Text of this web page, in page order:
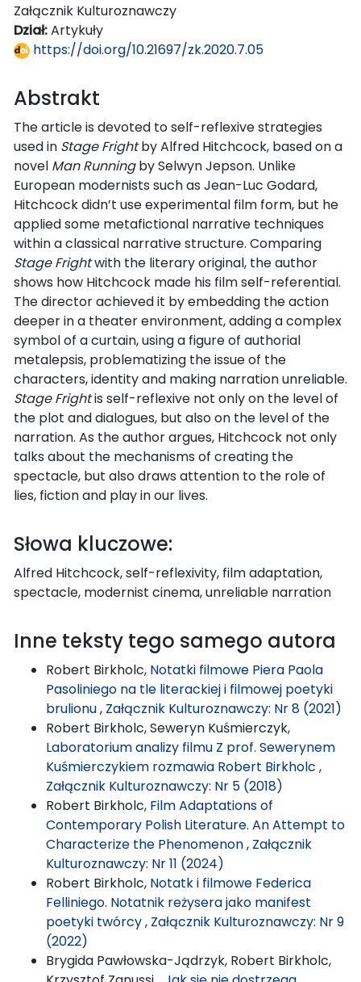
Załącznik Kulturoznawczy
Dział:Artykuły
https://doi.org/10.21697/zk.2020.7.05
Abstrakt
The article is devoted to self-reflexive strategies
used in Stage Frightby Alfred Hitchcock, based on a
novel Man Runningby Selwyn Jepson. Unlike
European modernists such as Jean-Luc Godard,
Hitchcock didn’t use experimental film form, but he
applied some metafictional narrative techniques
within a classical narrative structure. Comparing
Stage Frightwith the literary original, the author
shows how Hitchcock made his film self-referential.
The director achieved it by embedding the action
deeper in a theater environment, adding a complex
symbol of a curtain, using a figure of authorial
metalepsis, problematizing the issue of the
characters, identity and making narration unreliable.
Stage Frightis self-reflexive not only on the level of
the plot and dialogues, but also on the level of the
narration. As the author argues, Hitchcock not only
talks about the mechanisms of creating the
spectacle, but also draws attention to the role of
lies, fiction and play in our lives.
Słowa kluczowe:
Alfred Hitchcock, self-reflexivity, film adaptation,
spectacle, modernist cinema, unreliable narration
Inne teksty tego samego autora
Robert Birkholc, Notatki filmowe Piera Paola
Pasoliniego na tle literackiej i filmowej poetyki
brulionu, Załącznik Kulturoznawczy: Nr 8 (2021)
Robert Birkholc, Seweryn Kuśmierczyk,
Laboratorium analizy filmu Z prof. Sewerynem
Kuśmierczykiem rozmawia Robert Birkholc ,
Załącznik Kulturoznawczy: Nr 5 (2018)
Robert Birkholc, Film Adaptations of
Contemporary Polish Literature. An Attempt to
Characterize the Phenomenon, Załącznik
Kulturoznawczy: Nr 11 (2024)
Robert Birkholc, Notatk i filmowe Federica
Felliniego. Notatnik reżysera jako manifest
poetyki twórcy, Załącznik Kulturoznawczy: Nr 9
(2022)
Brygida Pawłowska-Jądrzyk, Robert Birkholc,